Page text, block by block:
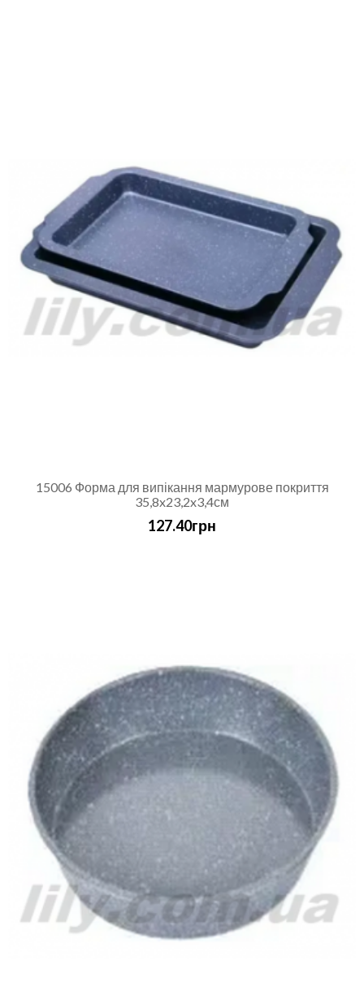
15006 Форма для випікання мармурове покриття
35,8x23,2x3,4см
127.40грн